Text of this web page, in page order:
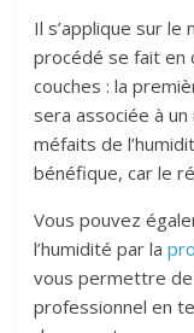
Il s’applique sur le
procédé se fait en
couches : la
sera associée à
méfaits de
bénéfique, car le
Vous pouvez
l’humidité par la
vous permettre de
professionnel en